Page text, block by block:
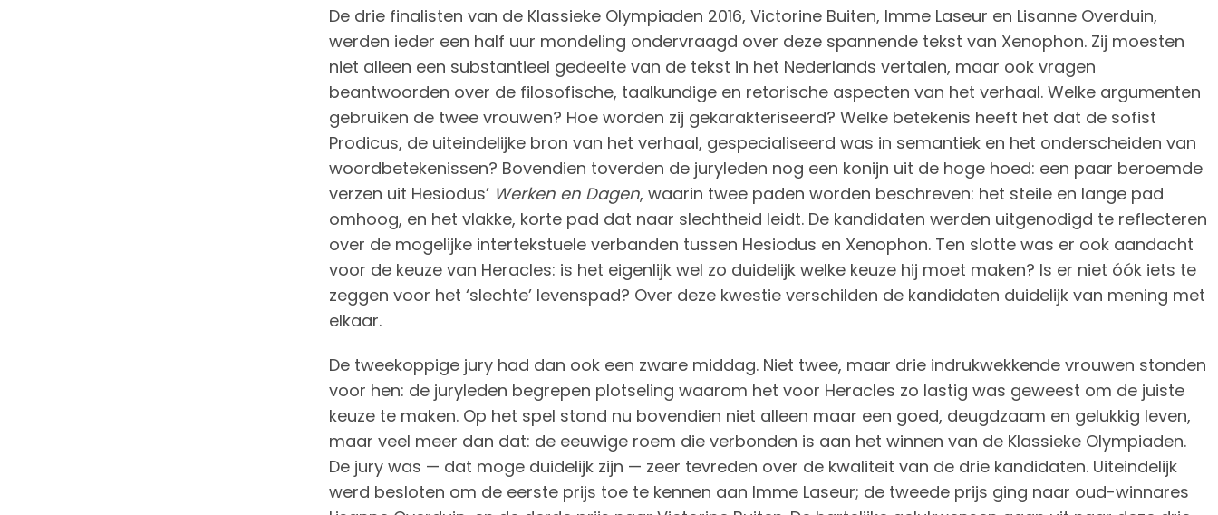
De drie finalisten van de Klassieke Olympiaden 2016, Victorine Buiten, Imme Laseur en Lisanne Overduin,
werden ieder een half uur mondeling ondervraagd over deze spannende tekst van Xenophon. Zij moesten
niet alleen een substantieel gedeelte van de tekst in het Nederlands vertalen, maar ook vragen
beantwoorden over de filosofische, taalkundige en retorische aspecten van het verhaal. Welke argumenten
gebruiken de twee vrouwen? Hoe worden zij gekarakteriseerd? Welke betekenis heeft het dat de sofist
Prodicus, de uiteindelijke bron van het verhaal, gespecialiseerd was in semantiek en het onderscheiden van
woordbetekenissen? Bovendien toverden de juryleden nog een konijn uit de hoge hoed: een paar beroemde
verzen uit Hesiodus’ Werken en Dagen, waarin twee paden worden beschreven: het steile en lange pad
omhoog, en het vlakke, korte pad dat naar slechtheid leidt. De kandidaten werden uitgenodigd te reflecteren
over de mogelijke intertekstuele verbanden tussen Hesiodus en Xenophon. Ten slotte was er ook aandacht
voor de keuze van Heracles: is het eigenlijk wel zo duidelijk welke keuze hij moet maken? Is er niet óók iets te
zeggen voor het ‘slechte’ levenspad? Over deze kwestie verschilden de kandidaten duidelijk van mening met
elkaar.
De tweekoppige jury had dan ook een zware middag. Niet twee, maar drie indrukwekkende vrouwen stonden
voor hen: de juryleden begrepen plotseling waarom het voor Heracles zo lastig was geweest om de juiste
keuze te maken. Op het spel stond nu bovendien niet alleen maar een goed, deugdzaam en gelukkig leven,
maar veel meer dan dat: de eeuwige roem die verbonden is aan het winnen van de Klassieke Olympiaden.
De jury was — dat moge duidelijk zijn — zeer tevreden over de kwaliteit van de drie kandidaten. Uiteindelijk
werd besloten om de eerste prijs toe te kennen aan Imme Laseur; de tweede prijs ging naar oud-winnares